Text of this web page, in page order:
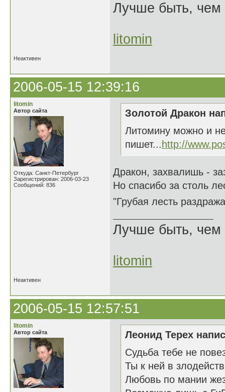
Лучше быть, чем
litomin
Неактивен
2006-05-15 12:39:16
litomin
Автор сайта
Откуда: Санкт-Петербург
Зарегистрирован: 2006-03-23
Сообщений: 836
Золотой Дракон
Литомину можно и
пишет... http://
Дракон, захвалишь -
Но спасибо за столь
"Грубая лесть
Лучше быть, чем
litomin
Неактивен
2006-05-15 12:57:51
litomin
Автор сайта
Леонид Терех
Судьба тебе не
Ты к ней в
Любовь по мании